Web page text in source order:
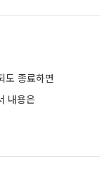
도 종료하면
내용은